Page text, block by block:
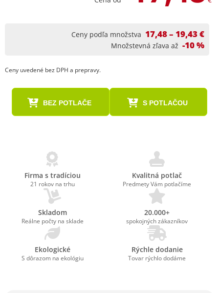
Ceny podľa množstva 17,48 – 19,43 €
Množstevná zľava až -10 %
Ceny uvedené bez DPH a prepravy.
BEZ POTLAČE S POTLAČOU
Firma s tradíciou
21 rokov na trhu
Kvalitná potlač
Predmety Vám potlačíme
Skladom
Reálne počty na sklade
20.000+
spokojných zákazníkov
Ekologické
S dôrazom na ekológiu
Rýchle dodanie
Tovar rýchlo dodáme